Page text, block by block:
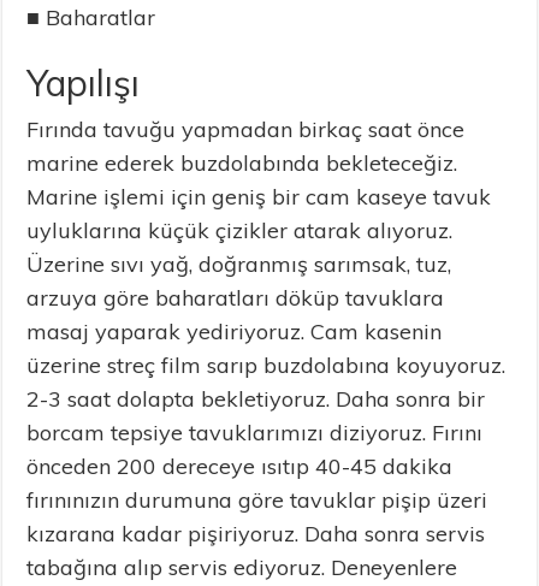
■ Baharatlar
Yapılışı
Fırında tavuğu yapmadan birkaç saat önce
marine ederek buzdolabında bekleteceğiz.
Marine işlemi için geniş bir cam kaseye tavuk
uyluklarına küçük çizikler atarak alıyoruz.
Üzerine sıvı yağ, doğranmış sarımsak, tuz,
arzuya göre baharatları döküp tavuklara
masaj yaparak yediriyoruz. Cam kasenin
üzerine streç film sarıp buzdolabına koyuyoruz.
2-3 saat dolapta bekletiyoruz. Daha sonra bir
borcam tepsiye tavuklarımızı diziyoruz. Fırını
önceden 200 dereceye ısıtıp 40-45 dakika
fırınınızın durumuna göre tavuklar pişip üzeri
kızarana kadar pişiriyoruz. Daha sonra servis
tabağına alıp servis ediyoruz. Deneyenlere